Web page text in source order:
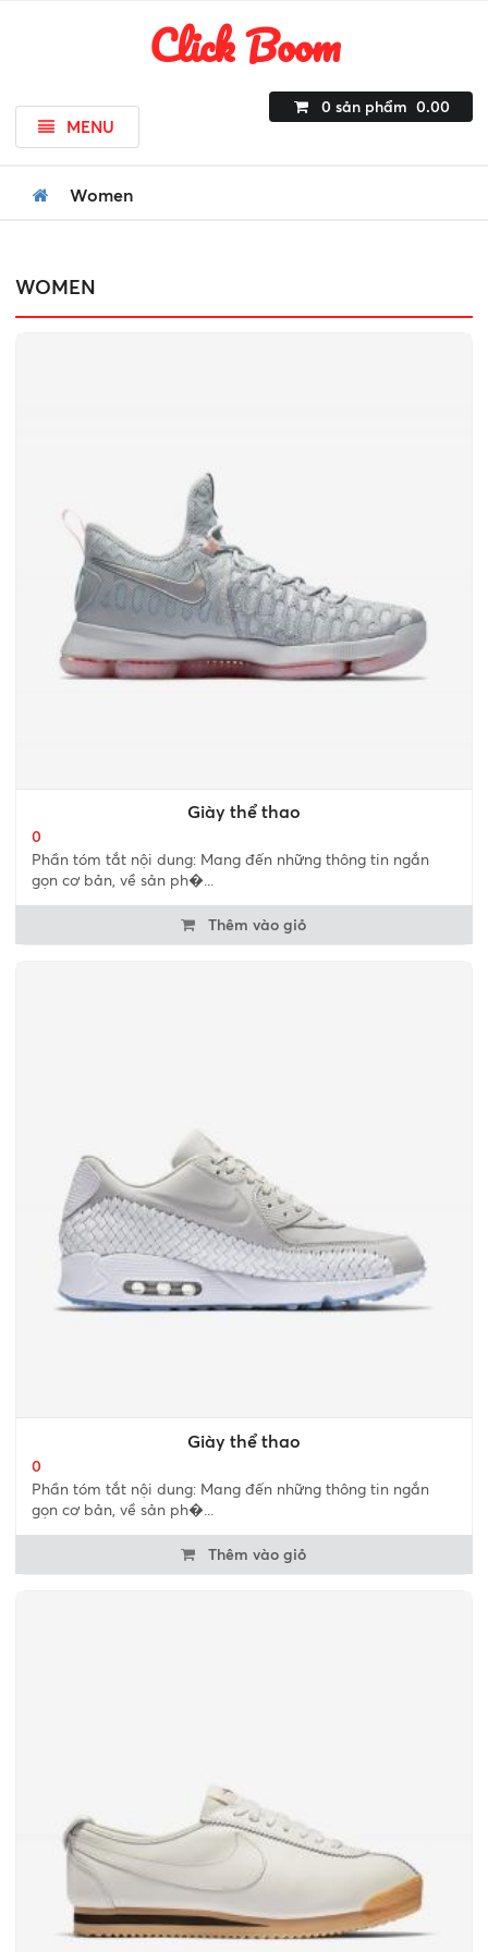
Click Boom
MENU
0 sản phẩm 0.00
Women
WOMEN
Giày thể thao
0
Phần tóm tắt nội dung: Mang đến những thông tin ngắn
gọn cơ bản, về sản ph�...
Thêm vào giỏ
Giày thể thao
0
Phần tóm tắt nội dung: Mang đến những thông tin ngắn
gọn cơ bản, về sản ph�...
Thêm vào giỏ